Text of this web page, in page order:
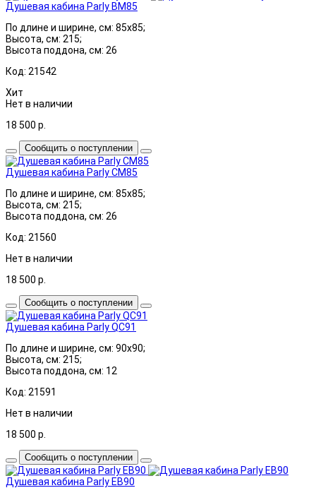
Душевая кабина Parly BM85
По длине и ширине, см: 85x85;
Высота, см: 215;
Высота поддона, см: 26
Код: 21542
Хит
Нет в наличии
18 500 р.
Сообщить о поступлении
Душевая кабина Parly CM85
По длине и ширине, см: 85x85;
Высота, см: 215;
Высота поддона, см: 26
Код: 21560
Нет в наличии
18 500 р.
Сообщить о поступлении
Душевая кабина Parly QC91
По длине и ширине, см: 90x90;
Высота, см: 215;
Высота поддона, см: 12
Код: 21591
Нет в наличии
18 500 р.
Сообщить о поступлении
Душевая кабина Parly EB90